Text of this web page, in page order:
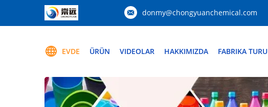
donmy@chongyuanchemical.com
EVDE ÜRÜN VIDEOLAR HAKKIMIZDA FABRIKA TURU